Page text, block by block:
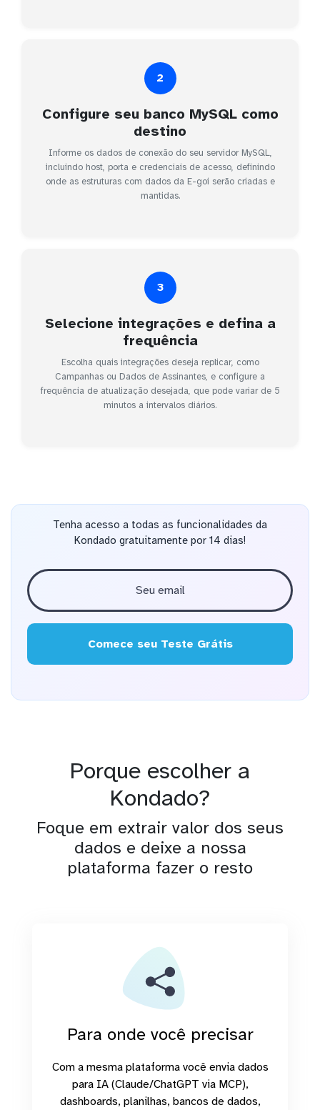
2
Configure seu banco MySQL como
destino
Informe os dados de conexão do seu servidor MySQL,
incluindo host, porta e credenciais de acesso, definindo
onde as estruturas com dados da E-goi serão criadas e
mantidas.
3
Selecione integrações e defina a
frequência
Escolha quais integrações deseja replicar, como
Campanhas ou Dados de Assinantes, e configure a
frequência de atualização desejada, que pode variar de 5
minutos a intervalos diários.
Tenha acesso a todas as funcionalidades da
Kondado gratuitamente por 14 dias!
Comece seu Teste Grátis
Porque escolher a
Kondado?
Foque em extrair valor dos seus
dados e deixe a nossa
plataforma fazer o resto
Para onde você precisar
Com a mesma plataforma você envia dados
para IA (Claude/ChatGPT via MCP),
dashboards, planilhas, bancos de dados,